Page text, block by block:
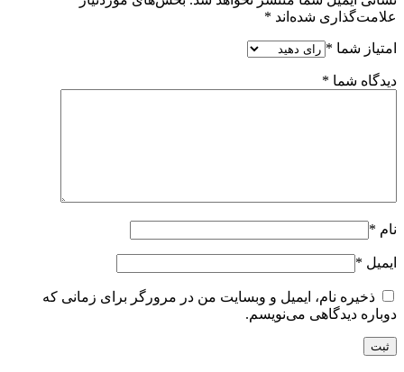
علامت‌گذاری شده‌اند *
امتیاز شما *
دیدگاه شما *
نام *
ایمیل *
ذخیره نام، ایمیل و وبسایت من در مرورگر برای زمانی که
دوباره دیدگاهی می‌نویسم.